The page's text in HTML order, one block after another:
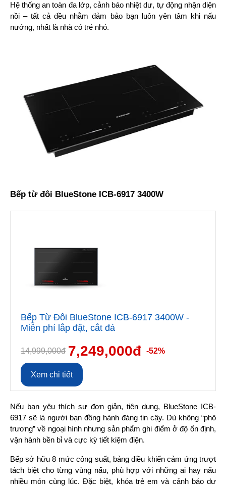
Hệ thống an toàn đa lớp, cảnh báo nhiệt dư, tự động nhận diện
nồi – tất cả đều nhằm đảm bảo bạn luôn yên tâm khi nấu
nướng, nhất là nhà có trẻ nhỏ.
Bếp từ đôi BlueStone ICB-6917 3400W
Bếp Từ Đôi BlueStone ICB-6917 3400W -
Miễn phí lắp đặt, cắt đá
14,999,000đ 7,249,000đ -52%
Xem chi tiết
Nếu bạn yêu thích sự đơn giản, tiện dụng, BlueStone ICB-
6917 sẽ là người bạn đồng hành đáng tin cậy. Dù không “phô
trương” về ngoại hình nhưng sản phẩm ghi điểm ở độ ổn định,
vận hành bền bỉ và cực kỳ tiết kiệm điện.
Bếp sở hữu 8 mức công suất, bảng điều khiển cảm ứng trượt
tách biệt cho từng vùng nấu, phù hợp với những ai hay nấu
nhiều món cùng lúc. Đặc biệt, khóa trẻ em và cảnh báo dư